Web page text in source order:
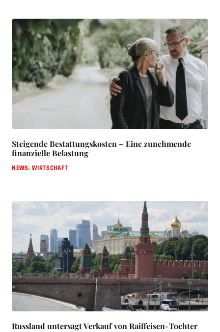
Steigende Bestattungskosten – Eine zunehmende
finanzielle Belastung
NEWS,WIRTSCHAFT
Russland untersagt Verkauf von Raiffeisen-Tochter